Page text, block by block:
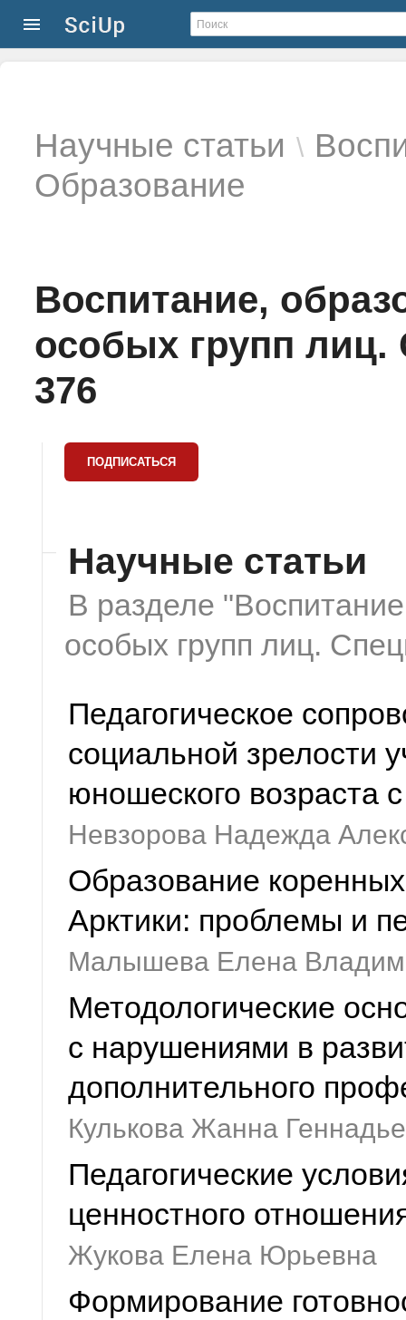
Научные статьи \
Образование
Воспитание,
особых групп
376
Научные статьи
В разделе
особых групп лиц.
Педагогическое
социальной зрелости
юношеского возраста
Невзорова Надежда
Образование
Арктики: проблемы и
Малышева Елена
Методологические
с нарушениями в
дополнительного
Кулькова Жанна
Педагогические
ценностного
Жукова Елена Юрьевна
Формирование